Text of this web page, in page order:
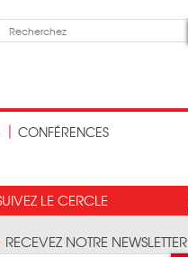
CONFÉRENCES
LE CERCLE
RECEVEZ NOTRE NEWSLETTER